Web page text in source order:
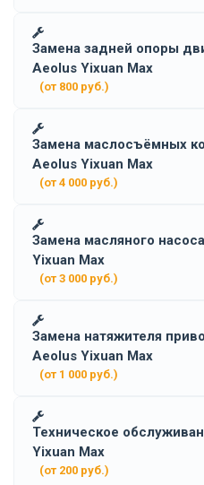
Замена задней опоры
Aeolus Yixuan Max
(от 800 руб.)
Замена маслосъёмных
Aeolus Yixuan Max
(от 4 000 руб.)
Замена масляного
Yixuan Max
(от 3 000 руб.)
Замена натяжителя
Aeolus Yixuan Max
(от 1 000 руб.)
Техническое
Yixuan Max
(от 200 руб.)